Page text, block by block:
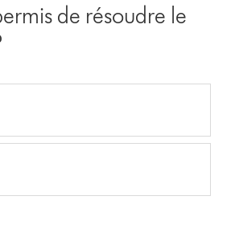
de résoudre le